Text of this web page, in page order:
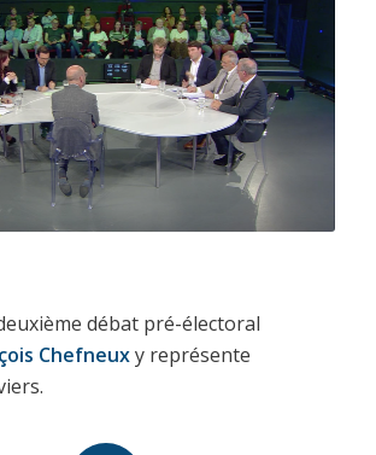
débat pré-électoral
Chefneuxy représente